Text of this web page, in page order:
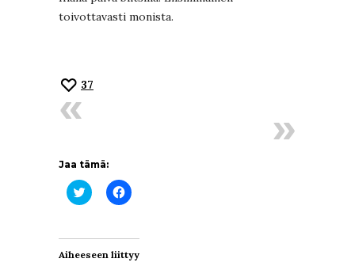
toivottavasti monista.
37
Jaa tämä:
Jaa
Twitterissä(Avautuu
Jaa
Facebookissa(Avautuu
Aiheeseen liittyy